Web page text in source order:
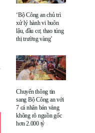
‘Bộ Công an chủ trì
xử lý hành vi buôn
lậu, đầu cơ, thao túng
thị trường vàng’
Chuyển thông tin
sang Bộ Công an với
7 cá nhân bán vàng
không rõ nguồn gốc
hơn 2.000 tỷ